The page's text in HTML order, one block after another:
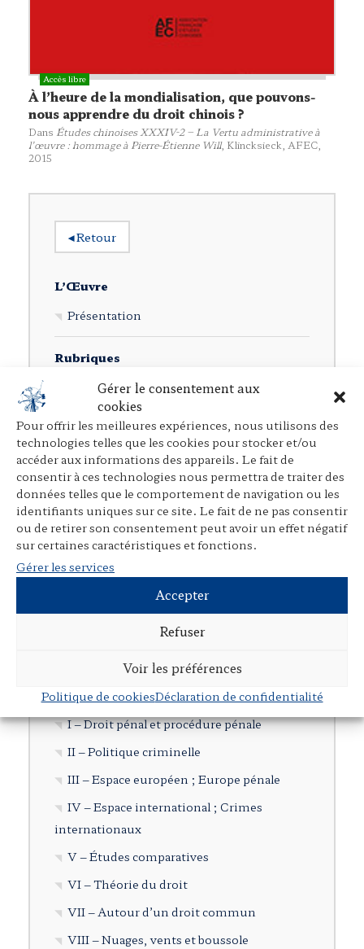
Gérer le consentement aux
cookies
Pour offrir les meilleures expériences, nous utilisons des
technologies telles que les cookies pour stocker et/ou
accéder aux informations des appareils. Le fait de
consentir à ces technologies nous permettra de traiter des
données telles que le comportement de navigation ou les
identifiants uniques sur ce site. Le fait de ne pas consentir
ou de retirer son consentement peut avoir un effet négatif
sur certaines caractéristiques et fonctions.
Gérer les services
Accepter
Refuser
Voir les préférences
Politique de cookiesDéclaration de confidentialité
À l’heure de la mondialisation, que pouvons-
nous apprendre du droit chinois ?
Dans Études chinoises XXXIV-2 – La Vertu administrative à
l’œuvre : hommage à Pierre-Étienne Will, Klincksieck, AFEC
2015
◂Retour
L’Œuvre
Présentation
Rubriques
Ouvrages individuels
Direction d’ouvrages collectifs
Participation à des ouvrages collectifs
Articles dans des revues juridiques
Avant-propos, préfaces, postfaces,
comptes rendus
Cours, colloques, conférences, tables
rondes
Tribunes et articles divers
Autres publications
Cartographie
I – Droit pénal et procédure pénale
II – Politique criminelle
III – Espace européen ; Europe pénale
IV – Espace international ; Crimes
internationaux
V – Études comparatives
VI – Théorie du droit
VII – Autour d’un droit commun
VIII – Nuages, vents et boussole